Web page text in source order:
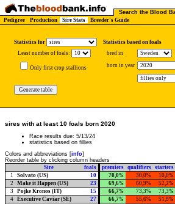
Search the Blood
Pedigree
Production Sire Stats Breeder's Guide
Statistics for
Statistics based on foals
Least number of foals:
bred in
Only first crop stallions born in year
sires with at least 10 foals born 2020
Race results due: 5/13/24
statistics based on fillies
Colors and abbreviations [info]
Reorder table by clicking column headers
Sire
foals premiers qualifiers starters
1
Solvato (US) 10 70,0% 30,0% 10,0%
2
Make it Happen (US) 23 69,6% 60,9% 52,2%
3
Pojke Kronos (IT) 15 66,7% 73,3% 73,3%
4 Executive Caviar (SE) 27 66,7% 55,6% 51,9%